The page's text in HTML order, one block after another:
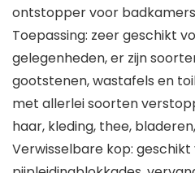
ontstopper voor
Toepassing: zeer geschikt
gelegenheden, er zijn
gootstenen, wastafels en
met allerlei soorten
haar, kleding, thee,
Verwisselbare kop: